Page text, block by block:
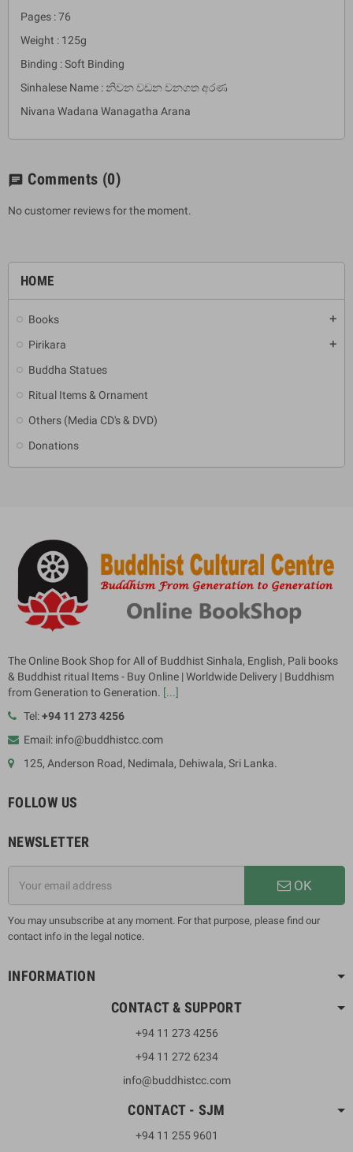
HOME
Books add
Pirikara add
Buddha Statues
Ritual Items & Ornament
Others (Media CD's & DVD)
Donations
Pages : 76
Weight : 125g
Binding : Soft Binding
Sinhalese Name : නිවන වඩන වනගත අරණ
Nivana Wadana Wanagatha Arana
chat Comments (0)
No customer reviews for the moment.
The Online Book Shop for All of Buddhist Sinhala, English, Pali books
& Buddhist ritual Items - Buy Online | Worldwide Delivery | Buddhism
from Generation to Generation. [...]
Tel:+94 11 273 4256
Email: info@buddhistcc.com
125, Anderson Road, Nedimala, Dehiwala, Sri Lanka.
FOLLOW US
NEWSLETTER
OK
You may unsubscribe at any moment. For that purpose, please find our
contact info in the legal notice.
INFORMATION
CONTACT & SUPPORT
+94 11 273 4256
+94 11 272 6234
info@buddhistcc.com
CONTACT - SJM
+94 11 255 9601